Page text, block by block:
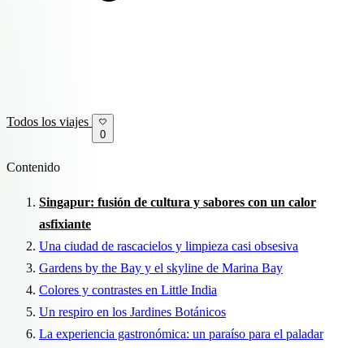
Todos los viajes
0
Contenido
Singapur: fusión de cultura y sabores con un calor
asfixiante
Una ciudad de rascacielos y limpieza casi obsesiva
Gardens by the Bay y el skyline de Marina Bay
Colores y contrastes en Little India
Un respiro en los Jardines Botánicos
La experiencia gastronómica: un paraíso para el paladar